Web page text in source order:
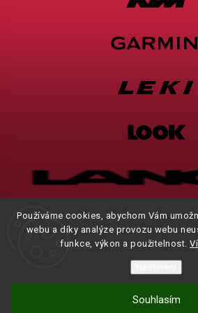
Používáme cookies, abychom Vám
webu a díky analýze provozu webu
funkce, výkon a použitelnost.
Souhlasím